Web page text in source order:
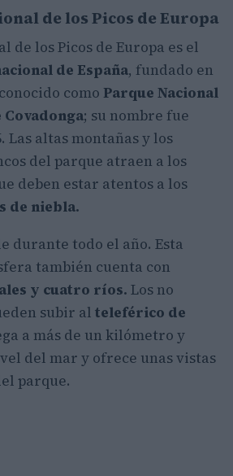
de los Picos de Europa
de los Picos de Europa es el
de España, fundado en
como Parque Nacional
Covadonga; su nombre fue
Las altas montañas y los
del parque atraen a los
deben estar atentos a los
de niebla.
durante todo el año. Esta
también cuenta con
y cuatro ríos. Los no
subir al teleférico de
a más de un kilómetro y
del mar y ofrece unas vistas
parque.